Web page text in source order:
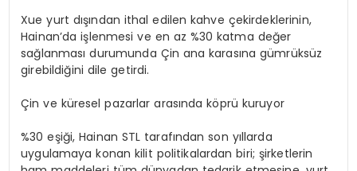
Xue yurt dışından ithal edilen kahve çekirdeklerinin,
Hainan’da işlenmesi ve en az %30 katma değer
sağlanması durumunda Çin ana karasına gümrüksüz
girebildiğini dile getirdi.
Çin ve küresel pazarlar arasında köprü kuruyor
%30 eşiği, Hainan STL tarafından son yıllarda
uygulamaya konan kilit politikalardan biri; şirketlerin